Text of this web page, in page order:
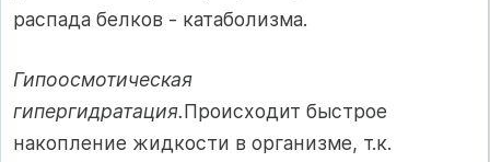
распада белков - катаболизма.
Гипоосмотическая
гипергидратация.Происходит быстрое
накопление жидкости в организме, т.к.